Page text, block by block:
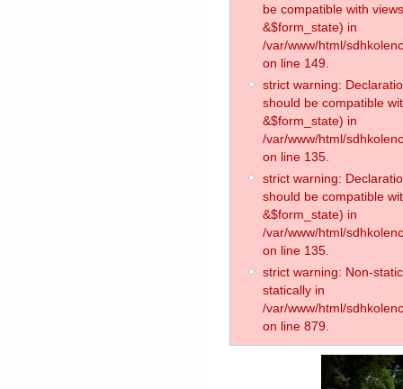
be compatible with
&$form_state) in
/var/www/html/
on line 149.
strict warning:
should be compatible
&$form_state) in
/var/www/html/
on line 135.
strict warning:
should be compatible
&$form_state) in
/var/www/html/
on line 135.
strict warning: Non-
statically in
/var/www/html/
on line 879.